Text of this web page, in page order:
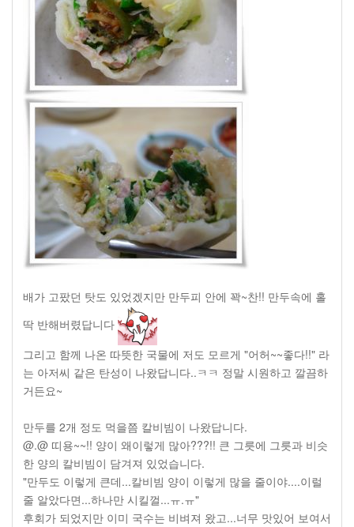
배가 고팠던 탓도 있었겠지만 만두피 안에 꽉~찬!! 만두속에 홀
딱 반해버렸답니다
그리고 함께 나온 따뜻한 국물에 저도 모르게 "어허~~좋다!!" 라
는 아저씨 같은 탄성이 나왔답니다..ㅋㅋ 정말 시원하고 깔끔하
거든요~
만두를 2개 정도 먹을쯤 칼비빔이 나왔답니다.
@.@ 띠용~~!! 양이 왜이렇게 많아???!! 큰 그릇에 그릇과 비슷
한 양의 칼비빔이 담겨져 있었습니다.
"만두도 이렇게 큰데...칼비빔 양이 이렇게 많을 줄이야....이럴
줄 알았다면...하나만 시킬껄...ㅠ.ㅠ"
후회가 되었지만 이미 국수는 비벼져 왔고...너무 맛있어 보여서